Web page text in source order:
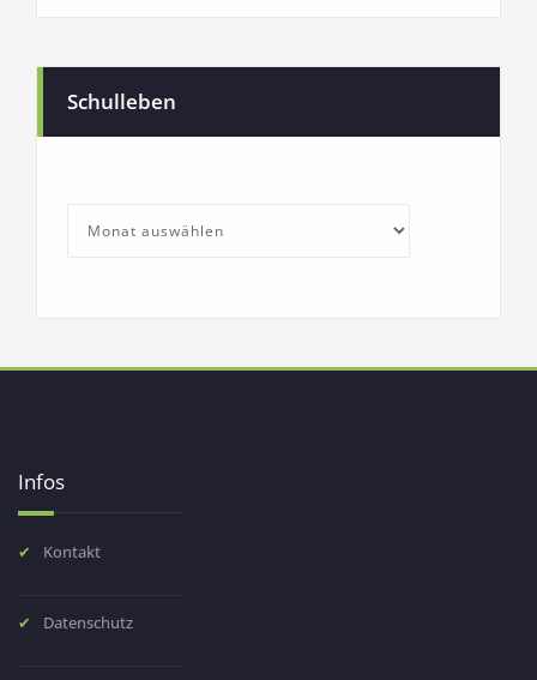
Schulleben
Infos
Kontakt
Datenschutz